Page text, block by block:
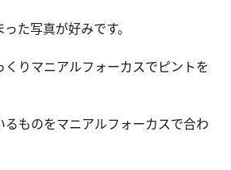
た写真が好みです。
りマニアルフォーカスでピントを
るものをマニアルフォーカスで合わ